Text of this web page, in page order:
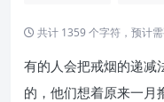
共计 1359 个字符，预计
有的人会把戒烟的递减
的，他们想着原来一月